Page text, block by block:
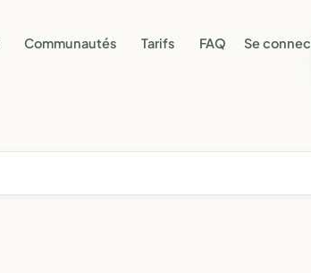
Communautés Tarifs FAQ Se